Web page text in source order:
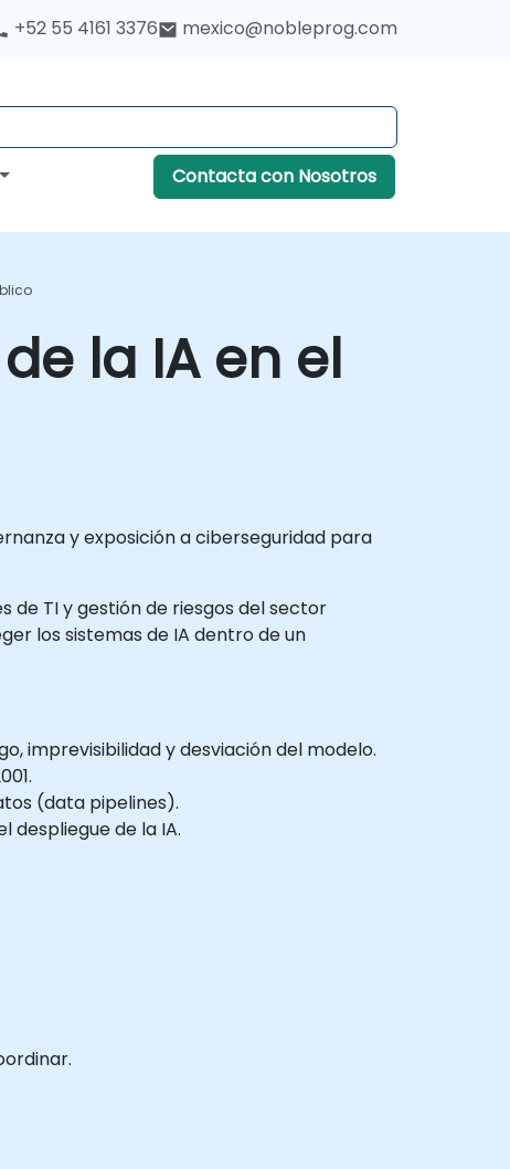
+52 55 4161 3376 mexico@nobleprog.com
Contacta con Nosotros
la IA en el
y exposición a ciberseguridad para
de TI y gestión de riesgos del sector
los sistemas de IA dentro de un
imprevisibilidad y desviación del modelo.
(data pipelines).
de la IA.